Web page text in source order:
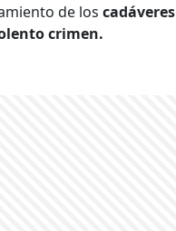
de los cadáveres
crimen.